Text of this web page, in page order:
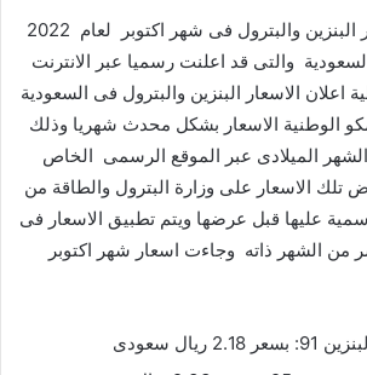
نتداول لكم الان اسعار البنزين والبترول فى شهر اكتوبر لعام 2022
والتى قد اعلنت رسميا عبر الانترنت
اعلان الاسعار البنزين والبترول فى السعودية
الوطنية الاسعار بشكل محدث شهريا وذلك
الميلادى عبر الموقع الرسمى الخاص
تلك الاسعار على وزارة البترول والطاقة من
عليها قبل عرضها ويتم تطبيق الاسعار فى
من الشهر ذاته وجاءت اسعار شهر اكتوبر
ريال سعودى